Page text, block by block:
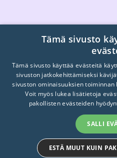
Laskutustiedot
Tietosuojaseloste
Turvallisemman tilan
© 2026 STTK. Made
Tämä sivusto
Tämä sivusto käyttää evästeitä
sivuston jatkokehittämiseksi
sivuston ominaisuuksien
Voit myös lukea lisätietoja
pakollisten evästeiden
SALLI
ESTÄ MUUT KUIN